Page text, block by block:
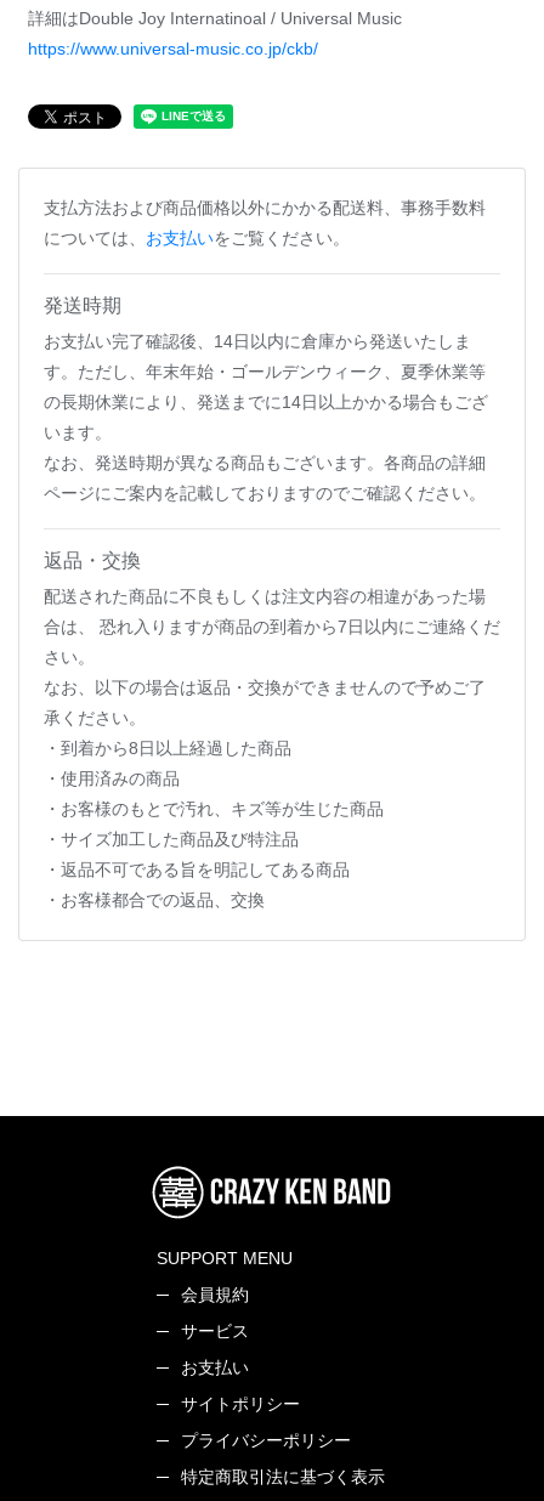
詳細はDouble Joy Internatinoal / Universal Music
https://www.universal-music.co.jp/ckb/
支払方法および商品価格以外にかかる配送料、事務手数料
については、 お支払いをご覧ください。
発送時期
お支払い完了確認後、14日以内に倉庫から発送いたしま
す。ただし、年末年始・ゴールデンウィーク、夏季休業等
の長期休業により、発送までに14日以上かかる場合もござ
います。
なお、発送時期が異なる商品もございます。各商品の詳細
ページにご案内を記載しておりますのでご確認ください。
返品・交換
配送された商品に不良もしくは注文内容の相違があった場
合は、 恐れ入りますが商品の到着から7日以内にご連絡くだ
さい。
なお、以下の場合は返品・交換ができませんので予めご了
承ください。
・到着から8日以上経過した商品
・使用済みの商品
・お客様のもとで汚れ、キズ等が生じた商品
・サイズ加工した商品及び特注品
・返品不可である旨を明記してある商品
・お客様都合での返品、交換
SUPPORT MENU
会員規約
サービス
お支払い
サイトポリシー
プライバシーポリシー
特定商取引法に基づく表示